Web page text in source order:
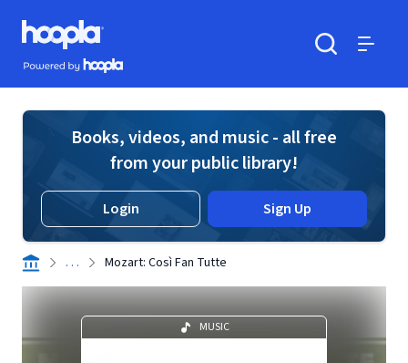
Skip to main content
Hoopla logo
Powered by Hoopla
Books, videos, and music - all free
from your public library!
Login Sign Up
. . . Mozart: Così Fan Tutte
MUSIC